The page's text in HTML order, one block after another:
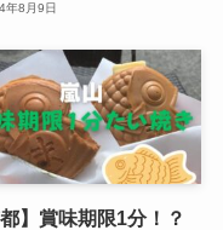
年8月9日
都】賞味期限1分！？